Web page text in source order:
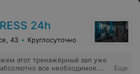
24h
43 Круглосуточно
этот тренажёрный зал уже
все необходимое.
Еще